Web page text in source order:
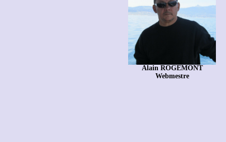
Alain ROGEMONT
Webmestre